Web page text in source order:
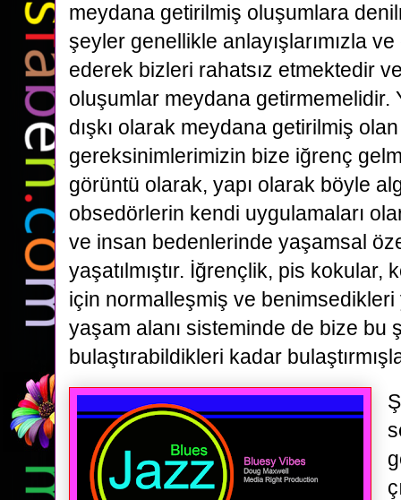
meydana getirilmiş oluşumlara
şeyler genellikle anlayışlarımızla
ederek bizleri rahatsız etmektedir
oluşumlar meydana getirmemelidir.
dışkı olarak meydana getirilmiş
gereksinimlerimizin bize iğrenç
görüntü olarak, yapı olarak böyle
obsedörlerin kendi uygulamaları
ve insan bedenlerinde yaşamsal
yaşatılmıştır. İğrençlik, pis kokular,
için normalleşmiş ve
yaşam alanı sisteminde de bize bu
bulaştırabildikleri kadar